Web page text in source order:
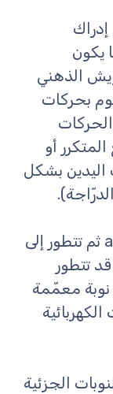
يكون
الذهني
بحركات
أو
اليدين بشكل
aura ثم تتطور إلى
تتطور
نوبة معمّمة
الجزئية